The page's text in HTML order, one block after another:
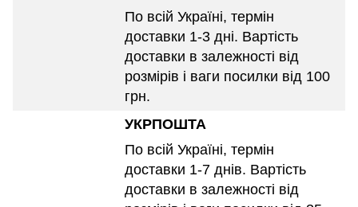
По всій Україні, термін
доставки 1-3 дні. Вартість
доставки в залежності від
розмірів і ваги посилки від 100
грн.
УКРПОШТА
По всій Україні, термін
доставки 1-7 днів. Вартість
доставки в залежності від